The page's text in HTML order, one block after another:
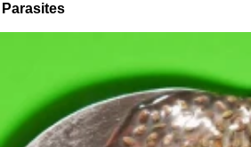
Parasites